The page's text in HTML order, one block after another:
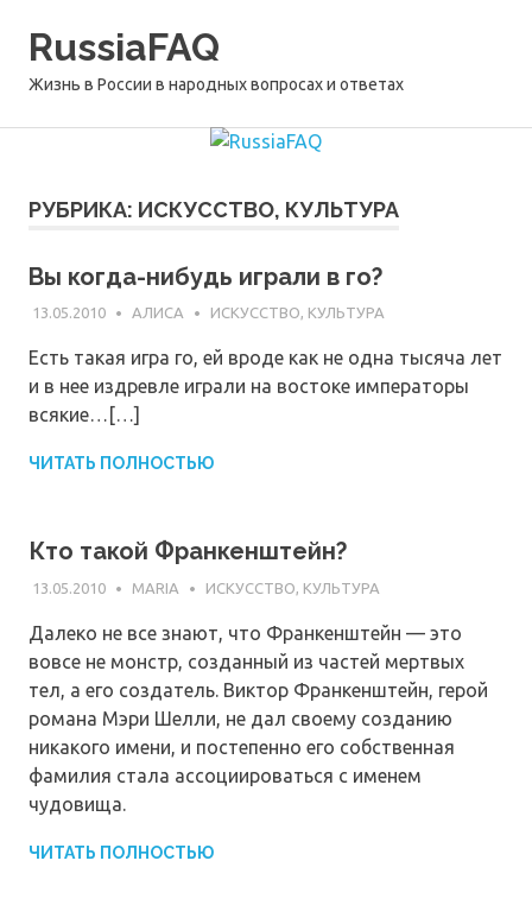
RussiaFAQ
Жизнь в России в народных вопросах и ответах
РУБРИКА: ИСКУССТВО, КУЛЬТУРА
Вы когда-нибудь играли в го?
13.05.2010 АЛИСА ИСКУССТВО, КУЛЬТУРА
Есть такая игра го, ей вроде как не одна тысяча лет
и в нее издревле играли на востоке императоры
всякие…[…]
ЧИТАТЬ ПОЛНОСТЬЮ
Кто такой Франкенштейн?
13.05.2010 MARIA ИСКУССТВО, КУЛЬТУРА
Далеко не все знают, что Франкенштейн — это
вовсе не монстр, созданный из частей мертвых
тел, а его создатель. Виктор Франкенштейн, герой
романа Мэри Шелли, не дал своему созданию
никакого имени, и постепенно его собственная
фамилия стала ассоциироваться с именем
чудовища.
ЧИТАТЬ ПОЛНОСТЬЮ